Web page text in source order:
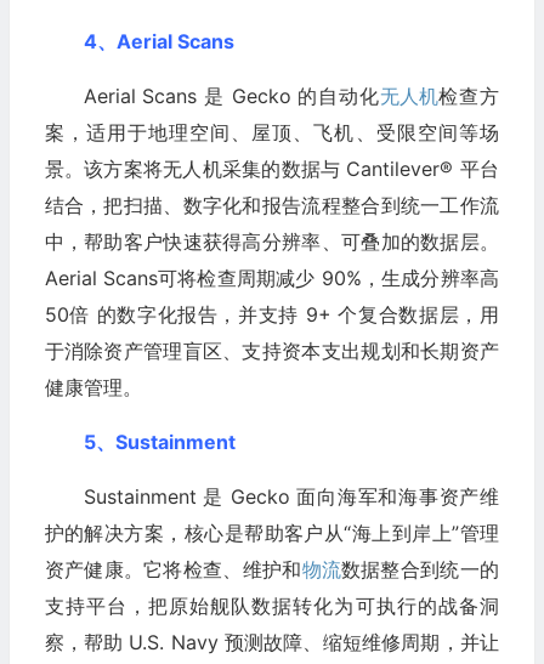
4、Aerial Scans
Aerial Scans 是 Gecko 的自动化无人机检查方
案，适用于地理空间、屋顶、飞机、受限空间等场
景。该方案将无人机采集的数据与 Cantilever® 平台
结合，把扫描、数字化和报告流程整合到统一工作流
中，帮助客户快速获得高分辨率、可叠加的数据层。
Aerial Scans可将检查周期减少 90%，生成分辨率高
50倍 的数字化报告，并支持 9+ 个复合数据层，用
于消除资产管理盲区、支持资本支出规划和长期资产
健康管理。
5、Sustainment
Sustainment 是 Gecko 面向海军和海事资产维
护的解决方案，核心是帮助客户从“海上到岸上”管理
资产健康。它将检查、维护和物流数据整合到统一的
支持平台，把原始舰队数据转化为可执行的战备洞
察，帮助 U.S. Navy 预测故障、缩短维修周期，并让